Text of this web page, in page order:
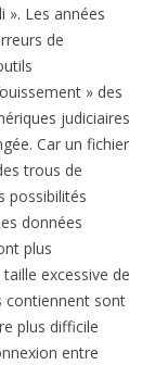
». Les années
de
» des
judiciaires
Car un fichier
trous de
possibilités
données
plus
excessive de
contiennent sont
plus difficile
entre